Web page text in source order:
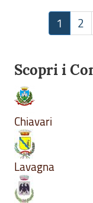
1 2
Scopri i
Chiavari
Lavagna